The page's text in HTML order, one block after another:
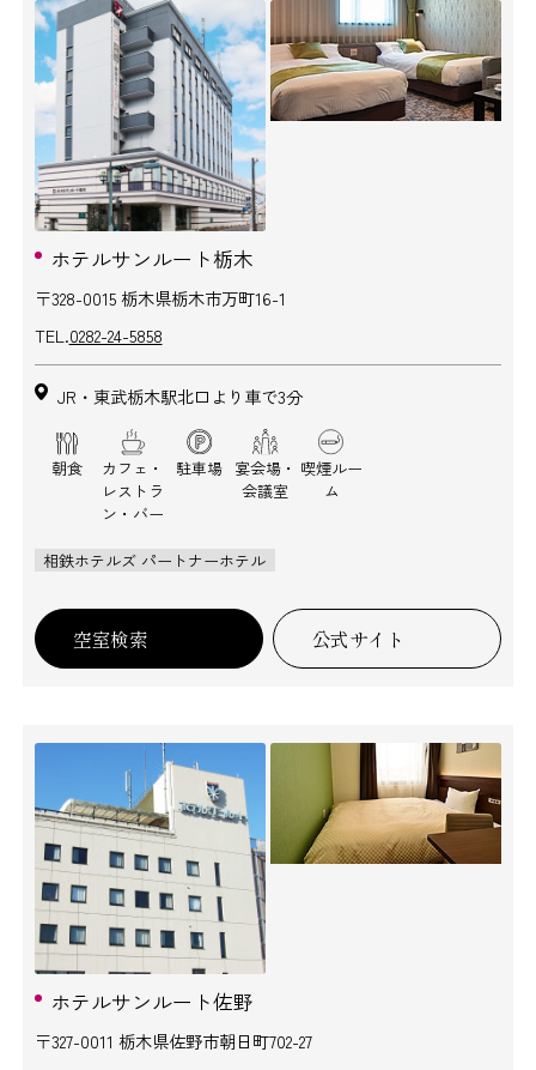
ホテルサンルート栃木
〒328-0015 栃木県栃木市万町16-1
TEL.0282-24-5858
JR・東武栃木駅北口より車で3分
朝食
カフェ・
レストラ
ン・バー
駐車場 宴会場・
会議室
喫煙ルー
ム
相鉄ホテルズ パートナーホテル
空室検索 公式サイト
ホテルサンルート佐野
〒327-0011 栃木県佐野市朝日町702-27